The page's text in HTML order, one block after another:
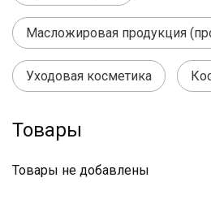
Масложировая продукция
Уходовая косметика
Товары
Товары не добавлены